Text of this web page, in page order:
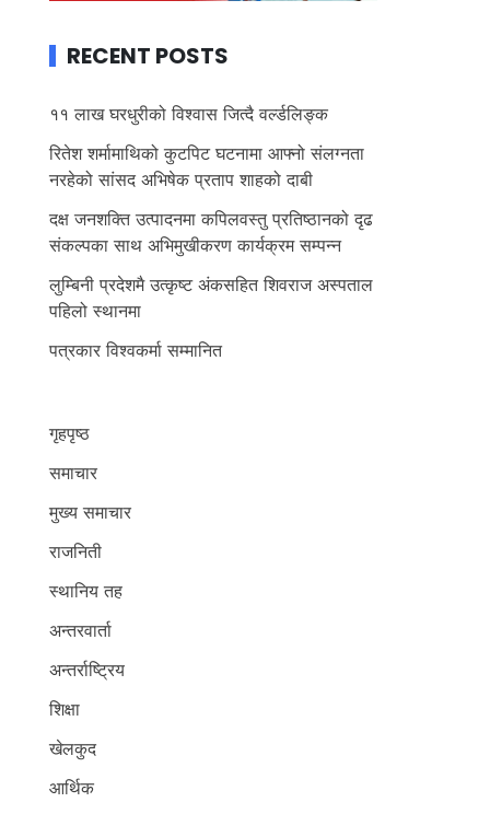
RECENT POSTS
११ लाख घरधुरीको विश्वास जित्दै वर्ल्डलिङ्क
रितेश शर्मामाथिको कुटपिट घटनामा आफ्नो संलग्नता
नरहेको सांसद अभिषेक प्रताप शाहको दाबी
दक्ष जनशक्ति उत्पादनमा कपिलवस्तु प्रतिष्ठानको दृढ
संकल्पका साथ अभिमुखीकरण कार्यक्रम सम्पन्न
लुम्बिनी प्रदेशमै उत्कृष्ट अंकसहित शिवराज अस्पताल
पहिलो स्थानमा
पत्रकार विश्वकर्मा सम्मानित
गृहपृष्ठ
समाचार
मुख्य समाचार
राजनिती
स्थानिय तह
अन्तरवार्ता
अन्तर्राष्ट्रिय
शिक्षा
खेलकुद
आर्थिक